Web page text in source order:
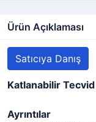
Ürün Açıklaması
Satıcıya Danış
Katlanabilir
Ayrıntılar